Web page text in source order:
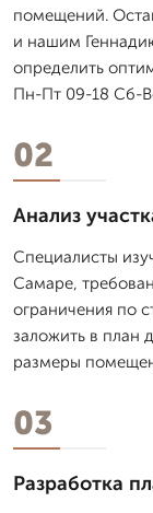
помещений.
и нашим
определить
Пн-Пт 09-18 Сб-
02
Анализ
Специалисты
Самаре,
ограничения по
заложить в план
размеры
03
Разработка